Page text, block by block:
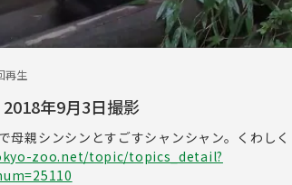
再生
年9月3日撮影
母親シンシンとすごすシャンシャン。くわし
zoo.net/topic/topics_detail?